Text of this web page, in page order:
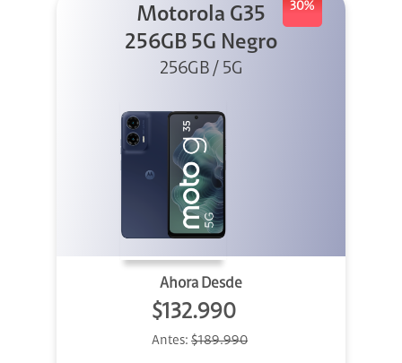
30%
Motorola G35
256GB 5G Negro
256GB / 5G
Ahora Desde
$132.990
Antes: $189.990